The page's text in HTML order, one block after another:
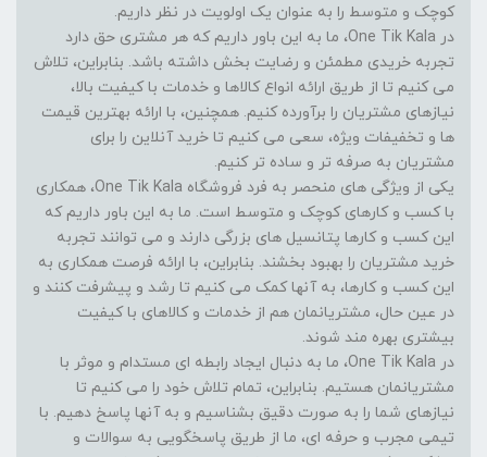
کوچک و متوسط را به عنوان یک اولویت در نظر داریم.
در One Tik Kala، ما به این باور داریم که هر مشتری حق دارد
تجربه خریدی مطمئن و رضایت بخش داشته باشد. بنابراین، تلاش
می کنیم تا از طریق ارائه انواع کالاها و خدمات با کیفیت بالا،
نیازهای مشتریان را برآورده کنیم. همچنین، با ارائه بهترین قیمت
ها و تخفیفات ویژه، سعی می کنیم تا خرید آنلاین را برای
مشتریان به صرفه تر و ساده تر کنیم.
یکی از ویژگی های منحصر به فرد فروشگاه One Tik Kala، همکاری
با کسب و کارهای کوچک و متوسط است. ما به این باور داریم که
این کسب و کارها پتانسیل های بزرگی دارند و می توانند تجربه
خرید مشتریان را بهبود بخشند. بنابراین، با ارائه فرصت همکاری به
این کسب و کارها، به آنها کمک می کنیم تا رشد و پیشرفت کنند و
در عین حال، مشتریانمان هم از خدمات و کالاهای با کیفیت
بیشتری بهره مند شوند.
در One Tik Kala، ما به دنبال ایجاد رابطه ای مستدام و موثر با
مشتریانمان هستیم. بنابراین، تمام تلاش خود را می کنیم تا
نیازهای شما را به صورت دقیق بشناسیم و به آنها پاسخ دهیم. با
تیمی مجرب و حرفه ای، ما از طریق پاسخگویی به سوالات و